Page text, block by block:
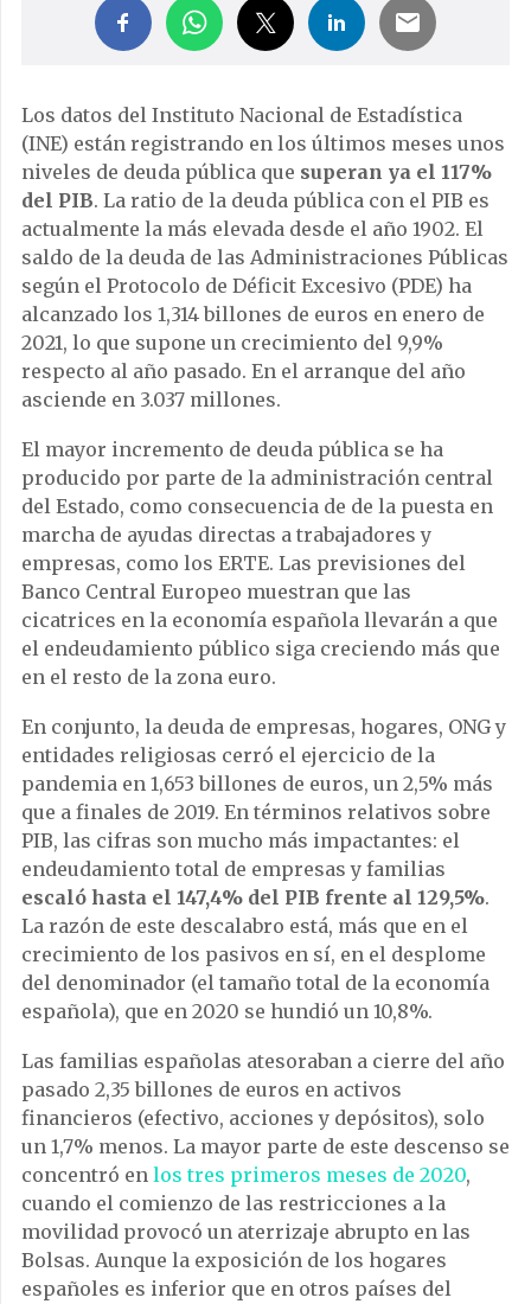
Los datos del Instituto Nacional de Estadística
(INE) están registrando en los últimos meses unos
niveles de deuda pública que superan ya el 117%
del PIB. La ratio de la deuda pública con el PIB es
actualmente la más elevada desde el año 1902. El
saldo de la deuda de las Administraciones Públicas
según el Protocolo de Déficit Excesivo (PDE) ha
alcanzado los 1,314 billones de euros en enero de
2021, lo que supone un crecimiento del 9,9%
respecto al año pasado. En el arranque del año
asciende en 3.037 millones.
El mayor incremento de deuda pública se ha
producido por parte de la administración central
del Estado, como consecuencia de de la puesta en
marcha de ayudas directas a trabajadores y
empresas, como los ERTE. Las previsiones del
Banco Central Europeo muestran que las
cicatrices en la economía española llevarán a que
el endeudamiento público siga creciendo más que
en el resto de la zona euro.
En conjunto, la deuda de empresas, hogares, ONG y
entidades religiosas cerró el ejercicio de la
pandemia en 1,653 billones de euros, un 2,5% más
que a finales de 2019. En términos relativos sobre
PIB, las cifras son mucho más impactantes: el
endeudamiento total de empresas y familias
escaló hasta el 147,4% del PIB frente al 129,5%.
La razón de este descalabro está, más que en el
crecimiento de los pasivos en sí, en el desplome
del denominador (el tamaño total de la economía
española), que en 2020 se hundió un 10,8%.
Las familias españolas atesoraban a cierre del año
pasado 2,35 billones de euros en activos
financieros (efectivo, acciones y depósitos), solo
un 1,7% menos. La mayor parte de este descenso se
concentró en los tres primeros meses de 2020,
cuando el comienzo de las restricciones a la
movilidad provocó un aterrizaje abrupto en las
Bolsas. Aunque la exposición de los hogares
españoles es inferior que en otros países del